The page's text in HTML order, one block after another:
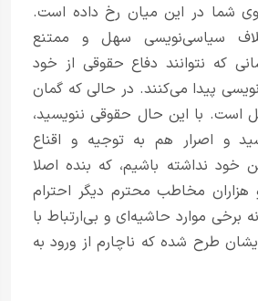
شما در این میان رخ داده است.
سیاسی‌نویسی سهل و ممتنع
که نتوانند دفاع حقوقی از خود
پیدا می‌کنند. در حالی که گمان
است. با این حال حقوقی ننویسید،
و اصرار هم به توجیه و اقناع
نداشته باشیم، که بنده اصلا
هزاران مخاطب محترم دیگر احترام
برخی موارد حاشیه‌ای و بی‌ارتباط با
طرح شده که ناچارم از ورود به